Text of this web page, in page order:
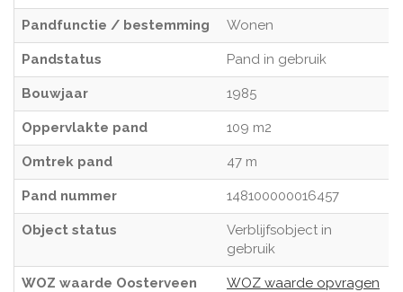
Pandfunctie / bestemming Wonen
Pandstatus Pand in gebruik
Bouwjaar 1985
Oppervlakte pand 109 m2
Omtrek pand 47 m
Pand nummer 148100000016457
Object status
Verblijfsobject in
gebruik
WOZ waarde Oosterveen
WOZ waarde opvragen